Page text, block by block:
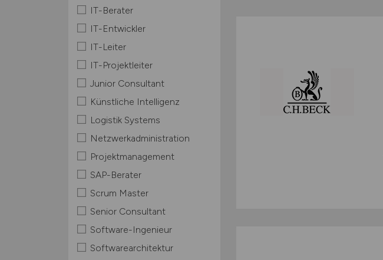
IT-Berater
IT-Entwickler
IT-Leiter
IT-Projektleiter
Junior Consultant
Künstliche Intelligenz
Logistik Systems
Netzwerkadministration
Projektmanagement
SAP-Berater
Scrum Master
Senior Consultant
Software-Ingenieur
Softwarearchitektur